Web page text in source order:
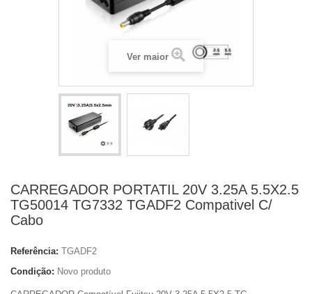
Ver maior
CARREGADOR PORTATIL 20V 3.25A 5.5X2.5
TG50014 TG7332 TGADF2 Compativel C/
Cabo
Referência: TGADF2
Condição: Novo produto